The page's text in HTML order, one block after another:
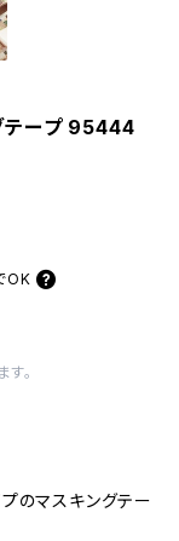
テープ 95444
OK
。
のマスキングテー